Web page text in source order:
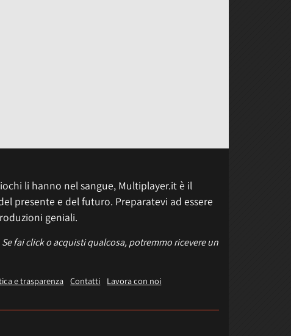
li hanno nel sangue, Multiplayer.it è il
presente e del futuro. Preparatevi ad essere
geniali.
fai click o acquisti qualcosa, potremmo ricevere un
e trasparenza Contatti
Lavora con noi